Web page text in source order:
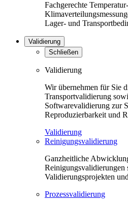
Fachgerechte
Lager- und
Validierung
Schließen
Validierung
Wir übernehmen für Sie
Transportvalidierung
Softwarevalidierung zur
Reproduzierbarkeit und
Validierung
Reinigungsvalidierung
Ganzheitliche
Reinigungsvalidierungen
Validierungsprojekten
Prozessvalidierung